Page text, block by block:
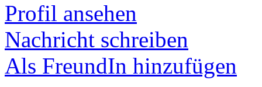
Profil ansehen
Nachricht schreiben
Als FreundIn hinzufügen